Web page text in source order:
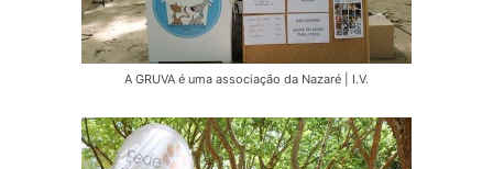
A GRUVA é uma associação da Nazaré | I.V.